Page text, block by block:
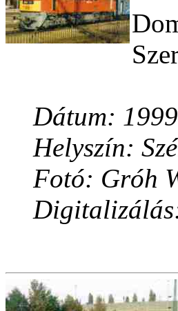
Dátum:
Helyszín:
Fotó: Gróh